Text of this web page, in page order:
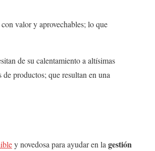
valor y aprovechables; lo que
de su calentamiento a altísimas
productos; que resultan en una
y novedosa para ayudar en la gestión